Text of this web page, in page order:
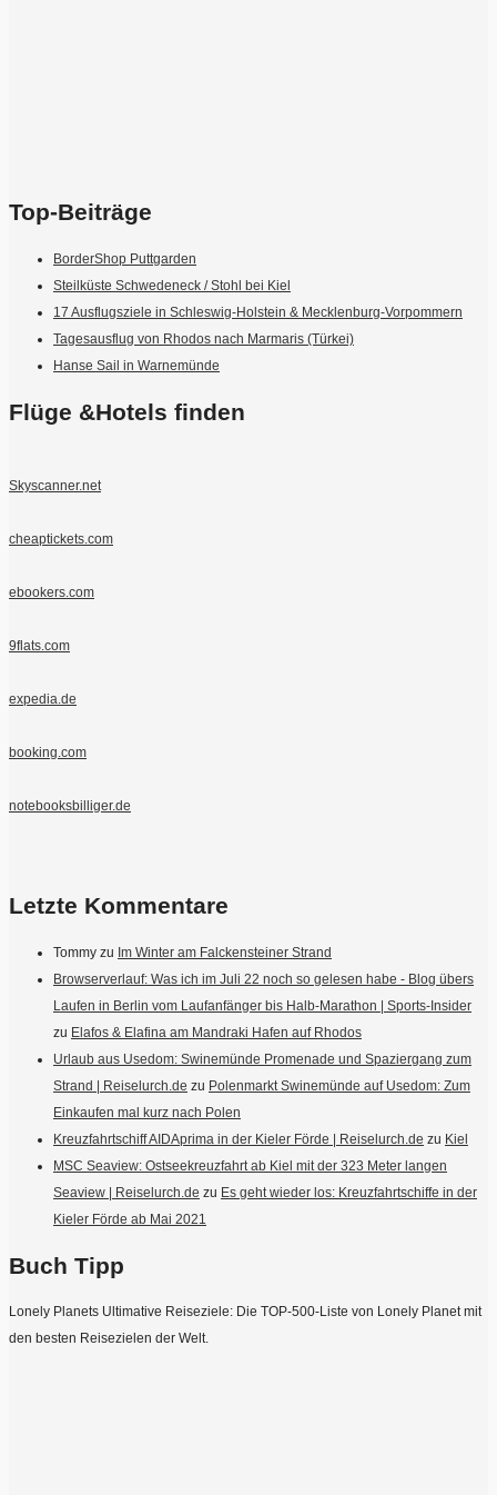
Top-Beiträge
BorderShop Puttgarden
Steilküste Schwedeneck / Stohl bei Kiel
17 Ausflugsziele in Schleswig-Holstein & Mecklenburg-Vorpommern
Tagesausflug von Rhodos nach Marmaris (Türkei)
Hanse Sail in Warnemünde
Flüge &Hotels finden
Skyscanner.net
cheaptickets.com
ebookers.com
9flats.com
expedia.de
booking.com
notebooksbilliger.de
Letzte Kommentare
Tommy zu Im Winter am Falckensteiner Strand
Browserverlauf: Was ich im Juli 22 noch so gelesen habe - Blog übers
Laufen in Berlin vom Laufanfänger bis Halb-Marathon | Sports-Insider
zu Elafos & Elafina am Mandraki Hafen auf Rhodos
Urlaub aus Usedom: Swinemünde Promenade und Spaziergang zum
Strand | Reiselurch.de zu Polenmarkt Swinemünde auf Usedom: Zum
Einkaufen mal kurz nach Polen
Kreuzfahrtschiff AIDAprima in der Kieler Förde | Reiselurch.de zu Kiel
MSC Seaview: Ostseekreuzfahrt ab Kiel mit der 323 Meter langen
Seaview | Reiselurch.de zu Es geht wieder los: Kreuzfahrtschiffe in der
Kieler Förde ab Mai 2021
Buch Tipp
Lonely Planets Ultimative Reiseziele: Die TOP-500-Liste von Lonely Planet mit
den besten Reisezielen der Welt.